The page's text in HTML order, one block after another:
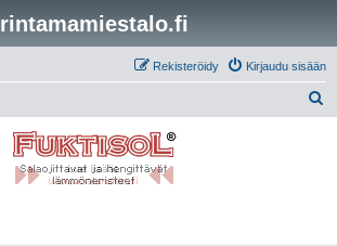
rintamamiestalo.fi
Kirjaudu sisään
Rekisteröidy